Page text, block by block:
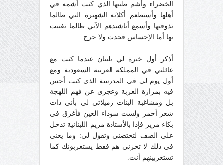
الخضراء وأشم طيبها الذي كنت أشمه في
أهلها وأستطعم أكلاته الشهيرة التي طالما
تذوقتها وأسمع أناشيدهم الآتي طالما تغنيت
بها أما الإحساس فحدث ولا حرج.
أذكر أول خبرة لي بلبنان عندما كنت مع
عائلتي في المملكة العربية السعودية ومع
أول يوم لي في المدرسة الذي كنت أحس
فيه بمرارة الغربة وعجزي عن فهم اللهجة
بل ومشاغبة البنات زميلاتي لي بأني ذات
شعر أحمر ولست سوداء العين فأغرق في
بكاء مرير فإذا بالأستاذة مريم اللبنانية تدخل
على الصف لتحتضني وتقول لي: وما يعني
في ذلك لا تحزني هم فقط يستغربونك كما
تستغربينهم أنت.